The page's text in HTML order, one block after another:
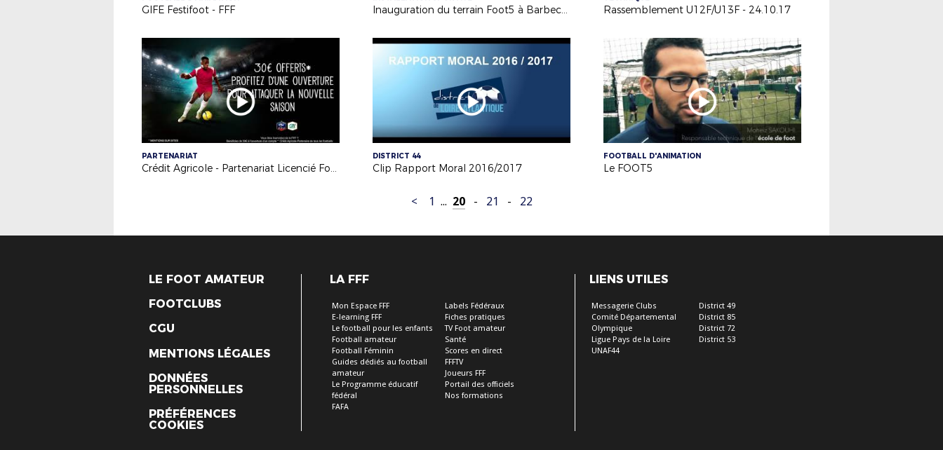
GIFE Festifoot - FFF Inauguration du terrain Foot5 à Barbechat - US Loire et Divatte - 04/11/17 Rassemblement U12F/U13F - 24.10.17
PARTENARIAT
Crédit Agricole - Partenariat Licencié Football
DISTRICT 44
Clip Rapport Moral 2016/2017
FOOTBALL D'ANIMATION
Le FOOT5
< 1 ... 20 - 21 - 22
LE FOOT AMATEUR
FOOTCLUBS
CGU
MENTIONS LÉGALES
DONNÉES
PERSONNELLES
PRÉFÉRENCES
COOKIES
LA FFF
Mon Espace FFF
E-learning FFF
Le football pour les enfants
Football amateur
Football Féminin
Guides dédiés au football
amateur
Le Programme éducatif
fédéral
FAFA
Labels Fédéraux
Fiches pratiques
TV Foot amateur
Santé
Scores en direct
FFFTV
Joueurs FFF
Portail des officiels
Nos formations
LIENS UTILES
Messagerie Clubs
Comité Départemental
Olympique
Ligue Pays de la Loire
UNAF44
District 49
District 85
District 72
District 53